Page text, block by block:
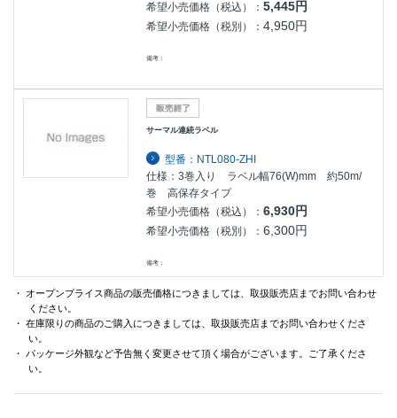
希望小売価格（税込）： 5,445円
希望小売価格（税別）： 4,950円
備考：
サーマル連続ラベル
型番：NTL080-ZHI
仕様：3巻入り ラベル幅76(W)mm 約50m/
巻 高保存タイプ
希望小売価格（税込）：6,930円
希望小売価格（税別）：6,300円
備考：
・ オープンプライス商品の販売価格につきましては、取扱販売店までお問い合わせ
ください。
・ 在庫限りの商品のご購入につきましては、取扱販売店までお問い合わせくださ
い。
・ パッケージ外観など予告無く変更させて頂く場合がございます。ご了承くださ
い。